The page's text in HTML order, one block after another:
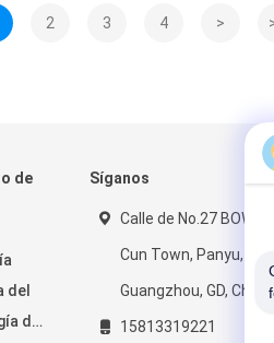
2 3 4 >
de
del
de
Síganos
Calle de No.27
Cun Town, Panyu,
Guangzhou, GD, China
15813319221